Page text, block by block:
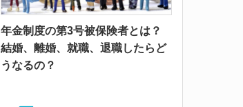
年金制度の第3号被保険者とは？
結婚、離婚、就職、退職したらど
うなるの？